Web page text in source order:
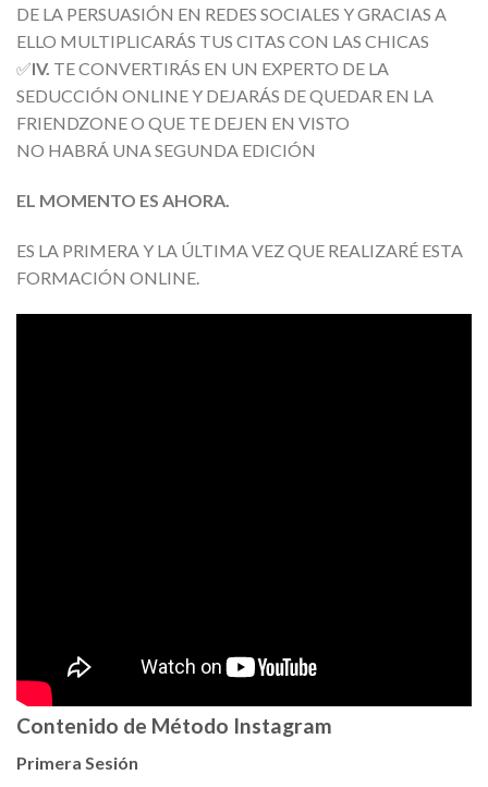
DE LA PERSUASIÓN EN REDES SOCIALES Y GRACIAS A
ELLO MULTIPLICARÁS TUS CITAS CON LAS CHICAS
✅IV. TE CONVERTIRÁS EN UN EXPERTO DE LA
SEDUCCIÓN ONLINE Y DEJARÁS DE QUEDAR EN LA
FRIENDZONE O QUE TE DEJEN EN VISTO
NO HABRÁ UNA SEGUNDA EDICIÓN
EL MOMENTO ES AHORA.
ES LA PRIMERA Y LA ÚLTIMA VEZ QUE REALIZARÉ ESTA
FORMACIÓN ONLINE.
Contenido de Método Instagram
Primera Sesión